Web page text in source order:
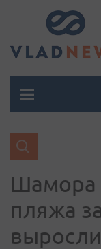
Шамора
пляжа
выросли